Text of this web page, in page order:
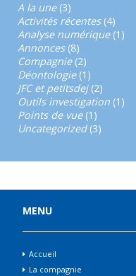
A la une(3)
Activités récentes(4)
Analyse numérique(1)
Annonces(8)
Compagnie(2)
Déontologie(1)
JFC et petitsdej(2)
Outils investigation (1)
Points de vue(1)
Uncategorized(3)
MENU
Accueil
La compagnie